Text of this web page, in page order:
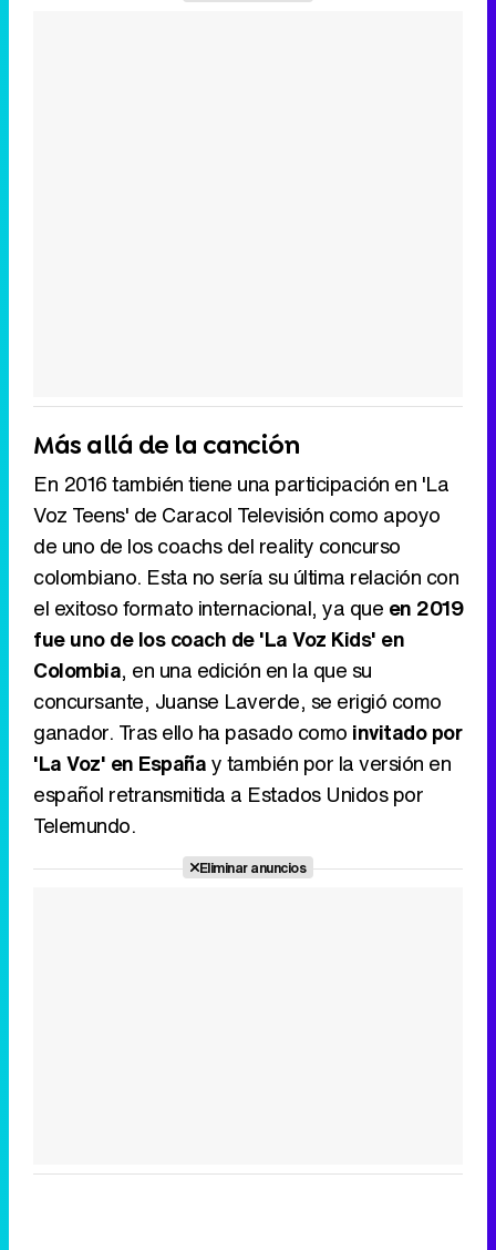
Más allá de la canción
En 2016 también tiene una participación en 'La
Voz Teens' de Caracol Televisión como apoyo
de uno de los coachs del reality concurso
colombiano. Esta no sería su última relación con
el exitoso formato internacional, ya que en 2019
fue uno de los coach de 'La Voz Kids' en
Colombia, en una edición en la que su
concursante, Juanse Laverde, se erigió como
ganador. Tras ello ha pasado como invitado por
'La Voz' en Españay también por la versión en
español retransmitida a Estados Unidos por
Telemundo.
Eliminar anuncios